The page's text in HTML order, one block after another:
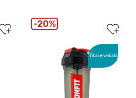
Tikai e-veikalā
20%